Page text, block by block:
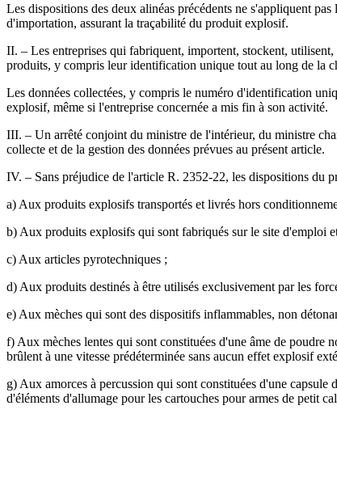
Les dispositions des deux alinéas précédents ne s'appliquent
d'importation, assurant la traçabilité du produit explosif.
II. – Les entreprises qui fabriquent, importent, stockent,
produits, y compris leur identification unique tout au long de la
Les données collectées, y compris le numéro d'identification
explosif, même si l'entreprise concernée a mis fin à son activité.
III. – Un arrêté conjoint du ministre de l'intérieur, du ministre
collecte et de la gestion des données prévues au présent article.
IV. – Sans préjudice de l'article R. 2352-22, les dispositions du
a) Aux produits explosifs transportés et livrés hors
b) Aux produits explosifs qui sont fabriqués sur le site d'emploi
c) Aux articles pyrotechniques ;
d) Aux produits destinés à être utilisés exclusivement par les
e) Aux mèches qui sont des dispositifs inflammables, non
f) Aux mèches lentes qui sont constituées d'une âme de poudre
brûlent à une vitesse prédéterminée sans aucun effet explosif
g) Aux amorces à percussion qui sont constituées d'une
d'éléments d'allumage pour les cartouches pour armes de petit